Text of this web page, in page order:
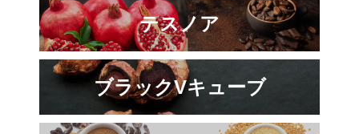
テスノア
ブラックVキューブ